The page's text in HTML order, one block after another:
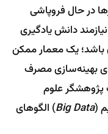
در حال فروپاشی
دانش یادگیری
یک معمار ممکن
بهینه‌سازی مصرف
پژوهشگر علوم
(
Big Data) الگوهای